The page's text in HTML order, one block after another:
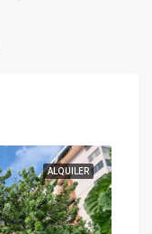
ALQUILER